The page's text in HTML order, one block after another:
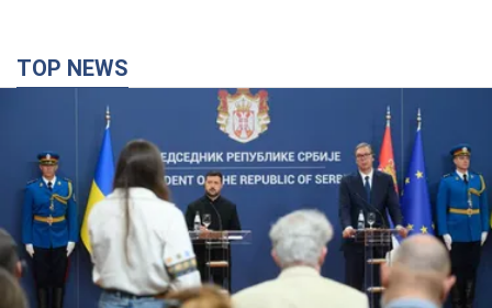
TOP NEWS